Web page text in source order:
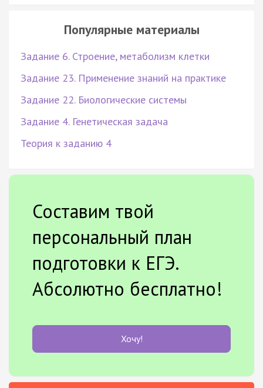
Популярные материалы
Задание 6. Строение, метаболизм клетки
Задание 23. Применение знаний на практике
Задание 22. Биологические системы
Задание 4. Генетическая задача
Теория к заданию 4
Составим твой
персональный план
подготовки к ЕГЭ.
Абсолютно бесплатно!
Хочу!